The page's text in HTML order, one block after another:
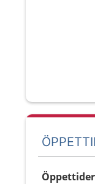
Öppettider